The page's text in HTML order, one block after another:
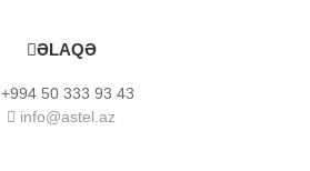
ƏLAQƏ
+994 50 333 93 43
info@astel.az